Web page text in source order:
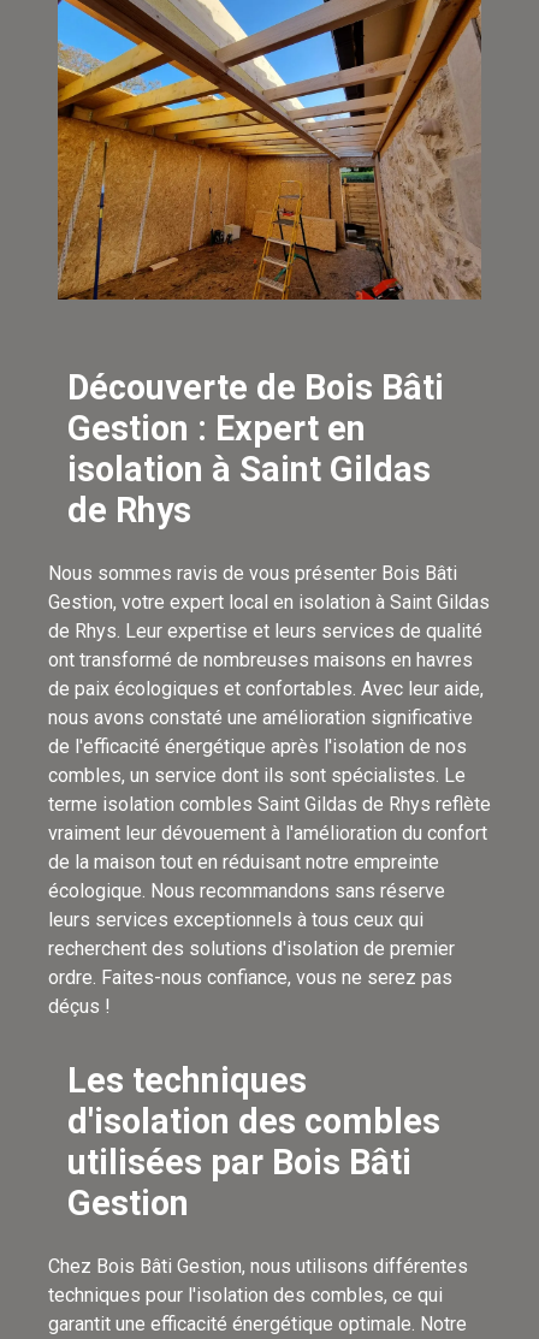
Découverte de Bois Bâti
Gestion : Expert en
isolation à Saint Gildas
de Rhys
Nous sommes ravis de vous présenter Bois Bâti
Gestion, votre expert local en isolation à Saint Gildas
de Rhys. Leur expertise et leurs services de qualité
ont transformé de nombreuses maisons en havres
de paix écologiques et confortables. Avec leur aide,
nous avons constaté une amélioration significative
de l'efficacité énergétique après l'isolation de nos
combles, un service dont ils sont spécialistes. Le
terme isolation combles Saint Gildas de Rhys reflète
vraiment leur dévouement à l'amélioration du confort
de la maison tout en réduisant notre empreinte
écologique. Nous recommandons sans réserve
leurs services exceptionnels à tous ceux qui
recherchent des solutions d'isolation de premier
ordre. Faites-nous confiance, vous ne serez pas
déçus !
Les techniques
d'isolation des combles
utilisées par Bois Bâti
Gestion
Chez Bois Bâti Gestion, nous utilisons différentes
techniques pour l'isolation des combles, ce qui
garantit une efficacité énergétique optimale. Notre